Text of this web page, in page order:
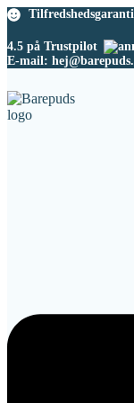
4.5 på Trustpilot
E-mail: